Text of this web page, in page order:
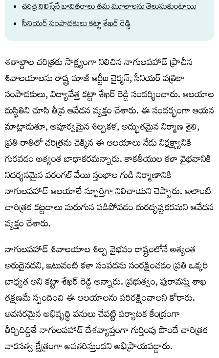
చరిత్ర నిలిస్తేనే భావితరాలు తమ మూలాలను తెలుసుకుంటాయి
సీనియర్ సంపాదకులు కట్టా శేఖర్ రెడ్డి
శతాబ్దాల చరిత్రకు సాక్ష్యంగా నిలిచిన నాగులపహాడ్ ప్రాచీన
శివాలయాలను రాష్ట్ర మాజీ ఆర్టీఐ చైర్మన్, సీనియర్ పత్రికా
సంపాదకులు, విద్యావేత్త కట్టా శేఖర్ రెడ్డి సందర్శించారు. ఆలయాల
దుస్థితిని చూసి తీవ్ర ఆవేదన వ్యక్తం చేశారు. ఈ సందర్భంగా ఆయన
మాట్లాడుతూ, అపూర్వమైన శిల్పకళ, అద్భుతమైన నిర్మాణ శైలి,
ప్రతి రాతిలో చరిత్రను చెక్కిన ఈ ఆలయాలు నేడు నిర్లక్ష్యానికి
గురవడం అత్యంత బాధాకరమన్నారు. కాకతీయుల కళా వైభవానికి
నిదర్శనమైన వరంగల్ వేయి స్తంభాల గుడి నిర్మాణానికి
నాగులపహాడ్ ఆలయాలే స్ఫూర్తిగా నిలిచాయని చెప్పారు. అలాంటి
చారిత్రక కట్టడాలు మరుగున పడిపోవడం దురదృష్టకరమని ఆవేదన
వ్యక్తం చేశారు.
నాగులపహాడ్ శివాలయాల శిల్ప వైభవం రాష్ట్రంలోనే అత్యంత
అరుదైనదని, ఇటువంటి కళా సంపదను సంరక్షించడం ప్రతి ఒక్కరి
బాధ్యత అని కట్టా శేఖర్ రెడ్డి అన్నారు. ప్రభుత్వం, పురావస్తు శాఖ
తక్షణమే స్పందించి ఈ ఆలయాలను పరిరక్షించాలని కోరారు.
అవసరమైన అభివృద్ధి పనులు చేపట్టి పర్యాటక కేంద్రంగా
తీర్చిదిద్దితే నాగులపహాడ్ దేశవ్యాప్తంగా గుర్తింపు పొందే చారిత్రక
వారసత్వ క్షేత్రంగా అవతరిస్తుందని అభిప్రాయపడ్డారు.